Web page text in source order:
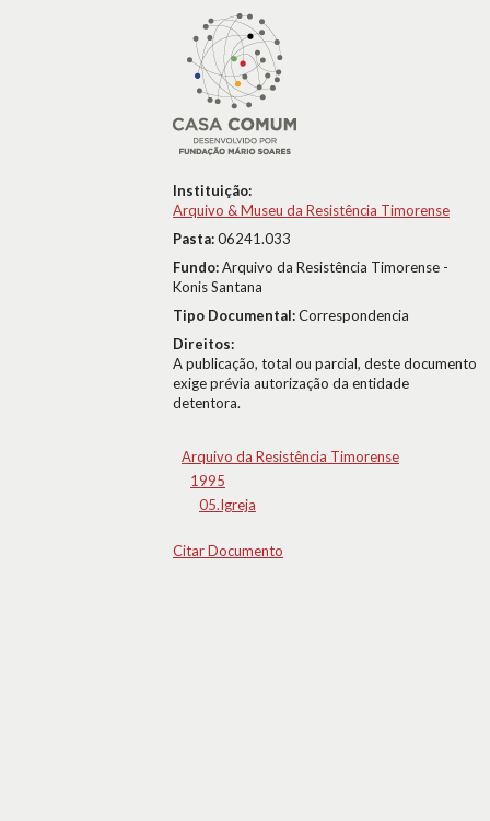
Instituição:
Arquivo & Museu da Resistência Timorense
Pasta:06241.033
Fundo:Arquivo da Resistência Timorense -
Konis Santana
Tipo Documental:Correspondencia
Direitos:
A publicação, total ou parcial, deste documento
exige prévia autorização da entidade
detentora.
Arquivo da Resistência Timorense
1995
05.Igreja
Citar Documento